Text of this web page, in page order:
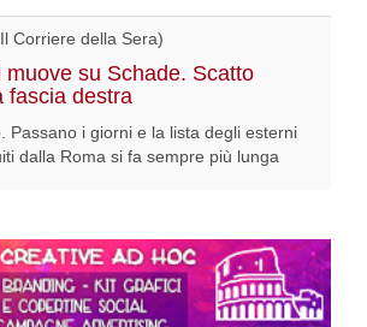
Corriere della Sera)
muove su Schade. Scatto
fascia destra
Passano i giorni e la lista degli esterni
dalla Roma si fa sempre più lunga